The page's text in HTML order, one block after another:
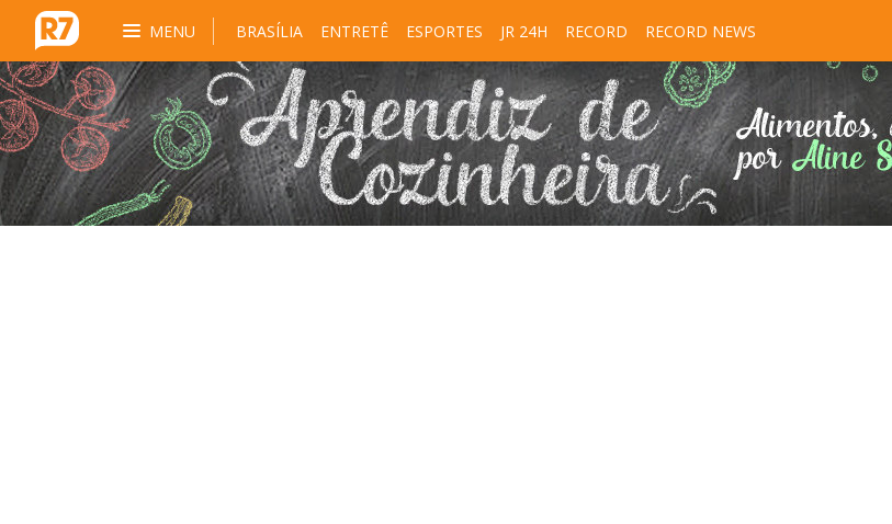
MENU BRASÍLIA ENTRETÊ ESPORTES JR 24H RECORD RECORD NEWS